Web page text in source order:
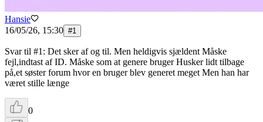
Hansie
16/05/26, 15:30 #1
Svar til #1: Det sker af og til. Men heldigvis sjældent Måske
fejl,indtast af ID. Måske som at genere bruger Husker lidt tilbage
på,et søster forum hvor en bruger blev generet meget Men han har
været stille længe
0